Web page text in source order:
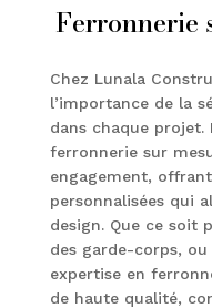
Ferronnerie
Chez Lunala
l’importance de la
dans chaque projet.
ferronnerie sur
engagement,
personnalisées qui
design. Que ce soit
des garde-corps, ou
expertise en
de haute qualité,